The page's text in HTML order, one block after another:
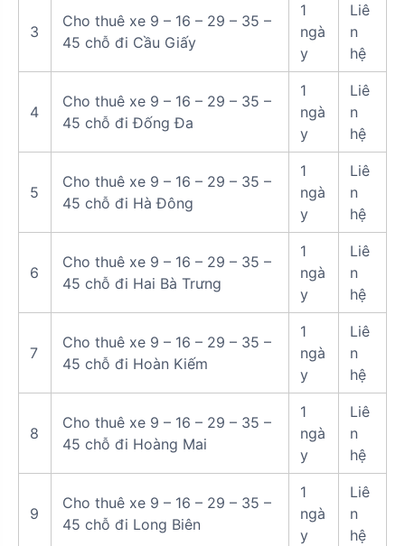
3
Cho thuê xe 9 – 16 – 29 – 35 –
45 chỗ đi Cầu Giấy
1
ngà
y
Liê
n
hệ
4
Cho thuê xe 9 – 16 – 29 – 35 –
45 chỗ đi Đống Đa
1
ngà
y
Liê
n
hệ
5
Cho thuê xe 9 – 16 – 29 – 35 –
45 chỗ đi Hà Đông
1
ngà
y
Liê
n
hệ
6
Cho thuê xe 9 – 16 – 29 – 35 –
45 chỗ đi Hai Bà Trưng
1
ngà
y
Liê
n
hệ
7
Cho thuê xe 9 – 16 – 29 – 35 –
45 chỗ đi Hoàn Kiếm
1
ngà
y
Liê
n
hệ
8
Cho thuê xe 9 – 16 – 29 – 35 –
45 chỗ đi Hoàng Mai
1
ngà
y
Liê
n
hệ
9
Cho thuê xe 9 – 16 – 29 – 35 –
45 chỗ đi Long Biên
1
ngà
y
Liê
n
hệ